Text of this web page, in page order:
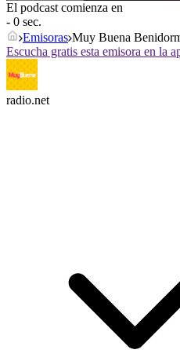
El podcast comienza en
- 0 sec.
Emisoras Muy Buena
Escucha gratis esta emisora en la
radio.net